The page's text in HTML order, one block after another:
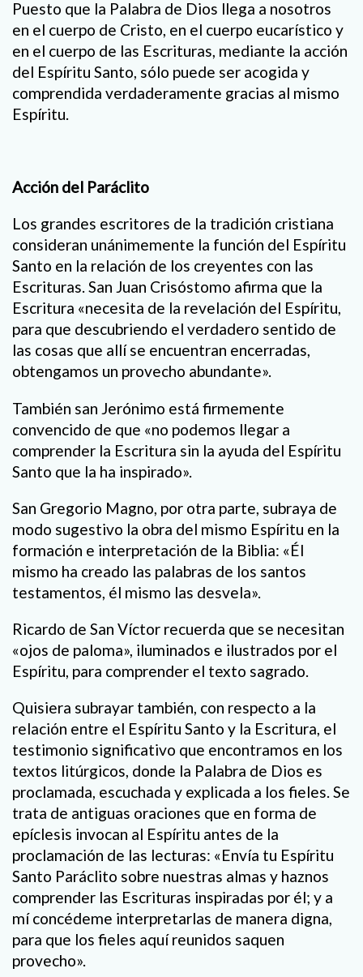
Puesto que la Palabra de Dios llega a nosotros
en el cuerpo de Cristo, en el cuerpo eucarístico y
en el cuerpo de las Escrituras, mediante la acción
del Espíritu Santo, sólo puede ser acogida y
comprendida verdaderamente gracias al mismo
Espíritu.
Acción del Paráclito
Los grandes escritores de la tradición cristiana
consideran unánimemente la función del Espíritu
Santo en la relación de los creyentes con las
Escrituras. San Juan Crisóstomo afirma que la
Escritura «necesita de la revelación del Espíritu,
para que descubriendo el verdadero sentido de
las cosas que allí se encuentran encerradas,
obtengamos un provecho abundante».
También san Jerónimo está firmemente
convencido de que «no podemos llegar a
comprender la Escritura sin la ayuda del Espíritu
Santo que la ha inspirado».
San Gregorio Magno, por otra parte, subraya de
modo sugestivo la obra del mismo Espíritu en la
formación e interpretación de la Biblia: «Él
mismo ha creado las palabras de los santos
testamentos, él mismo las desvela».
Ricardo de San Víctor recuerda que se necesitan
«ojos de paloma», iluminados e ilustrados por el
Espíritu, para comprender el texto sagrado.
Quisiera subrayar también, con respecto a la
relación entre el Espíritu Santo y la Escritura, el
testimonio significativo que encontramos en los
textos litúrgicos, donde la Palabra de Dios es
proclamada, escuchada y explicada a los fieles. Se
trata de antiguas oraciones que en forma de
epíclesis invocan al Espíritu antes de la
proclamación de las lecturas: «Envía tu Espíritu
Santo Paráclito sobre nuestras almas y haznos
comprender las Escrituras inspiradas por él; y a
mí concédeme interpretarlas de manera digna,
para que los fieles aquí reunidos saquen
provecho».